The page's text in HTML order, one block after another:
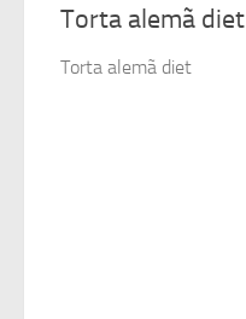
Torta alemã diet
Torta alemã diet